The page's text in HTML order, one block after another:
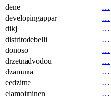
dene
…
developingappar
…
dikj
…
distritodebelli
…
donoso
…
drzetnadvodou
…
dzamuna
…
eedzitne
…
elamoiminen
…